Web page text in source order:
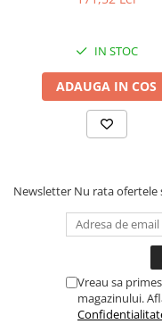
Rezistoare CANBUS LED
Stroboscoape Auto
Suporturi pentru
Capace inox si jante
Capace piulite
Oglinzi auto
Parasolare Camion –
IN STOC
ADAUGA IN COS
Newsletter Nu rata
Vreau sa
magazinului.